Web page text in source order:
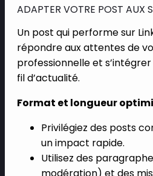
ADAPTER VOTRE POST AUX
Un post qui performe sur
répondre aux attentes de
professionnelle et
fil d’actualité.
Format et longueur
Privilégiez des posts
un impact rapide.
Utilisez des